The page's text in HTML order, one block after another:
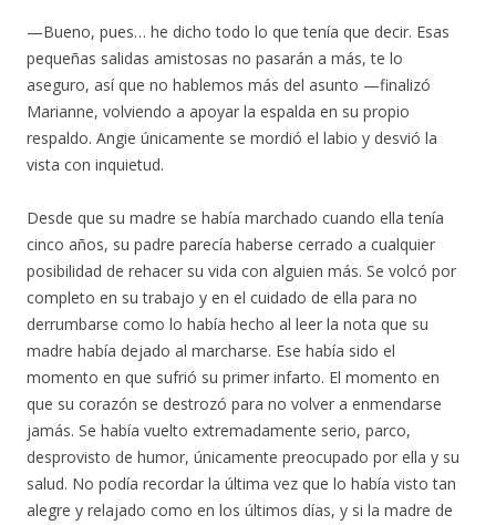
—Bueno, pues… he dicho todo lo que tenía que decir. Esas
pequeñas salidas amistosas no pasarán a más, te lo
aseguro, así que no hablemos más del asunto —finalizó
Marianne, volviendo a apoyar la espalda en su propio
respaldo. Angie únicamente se mordió el labio y desvió la
vista con inquietud.
Desde que su madre se había marchado cuando ella tenía
cinco años, su padre parecía haberse cerrado a cualquier
posibilidad de rehacer su vida con alguien más. Se volcó por
completo en su trabajo y en el cuidado de ella para no
derrumbarse como lo había hecho al leer la nota que su
madre había dejado al marcharse. Ese había sido el
momento en que sufrió su primer infarto. El momento en
que su corazón se destrozó para no volver a enmendarse
jamás. Se había vuelto extremadamente serio, parco,
desprovisto de humor, únicamente preocupado por ella y su
salud. No podía recordar la última vez que lo había visto tan
alegre y relajado como en los últimos días, y si la madre de